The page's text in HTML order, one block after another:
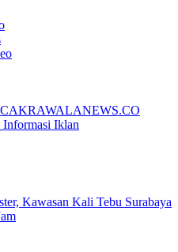
Informasi Iklan